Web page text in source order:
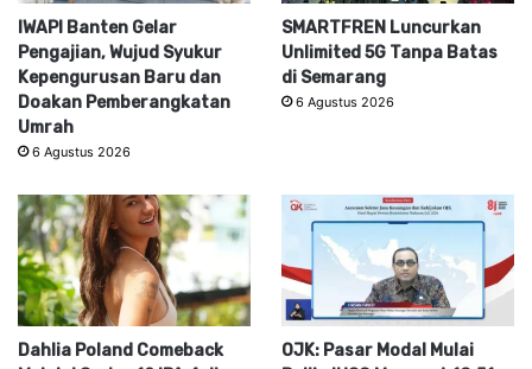
IWAPI Banten Gelar
Pengajian, Wujud Syukur
Kepengurusan Baru dan
Doakan Pemberangkatan
Umrah
6 Agustus 2026
SMARTFREN Luncurkan
Unlimited 5G Tanpa Batas
di Semarang
6 Agustus 2026
Dahlia Poland Comeback
OJK: Pasar Modal Mulai